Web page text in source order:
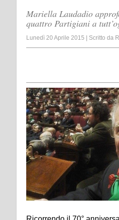
Mariella Laudadio
quattro Partigiani a
Lunedì 20 Aprile 2015 Scritto da